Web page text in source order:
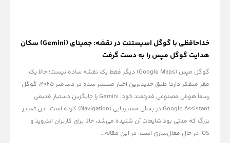
خداحافظی با گوگل اسیستنت در نقشه: جمینای (Gemini) سکان
هدایت گوگل مپس را به دست گرفت
گوگل مپس (Google Maps) دیگر فقط یک نقشه ساده نیست؛ حالا یک
مغز متفکر دارد! طبق جدیدترین اخبار منتشر شده در دسامبر ۲۰۲۵، گوگل
رسماً هوش مصنوعی قدرتمند خود، Gemini را جایگزین دستیار قدیمی
Google Assistant در بخش مسیریابی (Navigation) کرده است. این تغییر
بزرگ که مدتی بود شایعات آن شنیده می‌شد، حالا برای کاربران اندروید و
iOS در حال فعال‌سازی است. در این مقاله...